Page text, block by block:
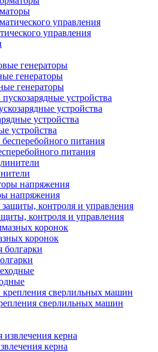
управления
генераторы
генераторы
генераторы
устройства
устройства
устройства
питания
напряжения
контроля и управления
коронок
сверлильных машин
керна